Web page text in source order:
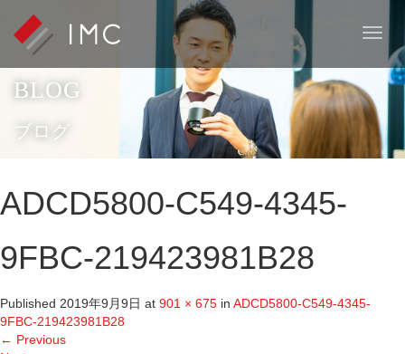
T
g
l
e
a
BLOG
ブログ
ADCD5800-C549-4345-
9FBC-219423981B28
Published 2019年9月9日 at 901 × 675 in ADCD5800-C549-4345-
9FBC-219423981B28
← Previous